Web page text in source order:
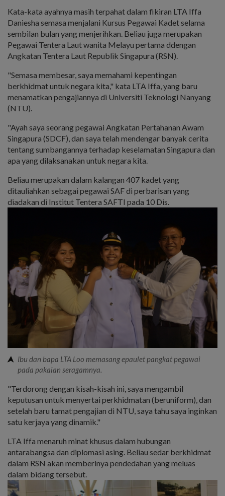
Kata-kata ayahnya masih terpahat dalam fikiran LTA Iffa
Daniesha semasa menjalani Kursus Pegawai Kadet selama
sembilan bulan yang menjerihkan. Beliau juga merupakan
Pegawai Tentera Laut wanita Melayu pertama ddengan
Angkatan Tentera Laut Republik Singapura (RSN).
"Semasa membesar, saya memahami kepentingan
berkhidmat untuk negara kita," kata LTA Iffa, yang baru
menamatkan pengajiannya di Universiti Teknologi Nanyang
(NTU).
"Ayah saya seorang pegawai Angkatan Pertahanan Awam
Singapura (SDCF), dan saya telah mendengar banyak cerita
tentang sumbangannya terhadap keselamatan Singapura dan
apa yang dilaksanakan untuk negara kita.
Beliau merupakan dalam kalangan 407 kadet yang
ditauliahkan sebagai pegawai SAF di perbarisan yang
diadakan di Institut Tentera SAFTI pada 10 Dis.
Ibu dan bapa LTA Loo memasang epaulet pangkat pegawai
pada pakaian seragamnya.
"Terdorong dengan kisah-kisah ini, saya mengambil
keputusan untuk menyertai perkhidmatan (beruniform), dan
setelah baru tamat pengajian di NTU, saya tahu saya inginkan
satu kerjaya yang dinamik."
LTA Iffa menaruh minat khusus dalam hubungan
antarabangsa dan diplomasi asing. Beliau sedar berkhidmat
dalam RSN akan memberinya pendedahan yang meluas
dalam bidang tersebut.